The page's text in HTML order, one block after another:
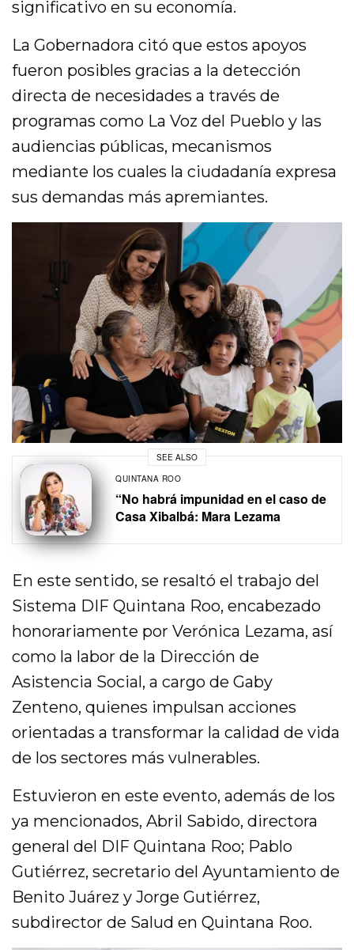
significativo en su economía.
La Gobernadora citó que estos apoyos
fueron posibles gracias a la detección
directa de necesidades a través de
programas como La Voz del Pueblo y las
audiencias públicas, mecanismos
mediante los cuales la ciudadanía expresa
sus demandas más apremiantes.
SEE ALSO
QUINTANA ROO
“No habrá impunidad en el caso de
Casa Xibalbá: Mara Lezama
En este sentido, se resaltó el trabajo del
Sistema DIF Quintana Roo, encabezado
honorariamente por Verónica Lezama, así
como la labor de la Dirección de
Asistencia Social, a cargo de Gaby
Zenteno, quienes impulsan acciones
orientadas a transformar la calidad de vida
de los sectores más vulnerables.
Estuvieron en este evento, además de los
ya mencionados, Abril Sabido, directora
general del DIF Quintana Roo; Pablo
Gutiérrez, secretario del Ayuntamiento de
Benito Juárez y Jorge Gutiérrez,
subdirector de Salud en Quintana Roo.